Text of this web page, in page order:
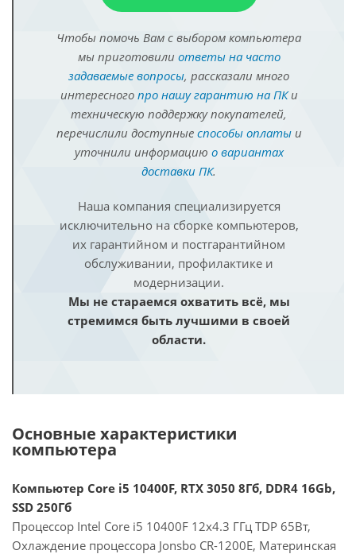
Чтобы помочь Вам с выбором компьютера
мы приготовили ответы на часто
задаваемые вопросы, рассказали много
интересного про нашу гарантию на ПКи
техническую поддержку покупателей,
перечислили доступные способы оплатыи
уточнили информацию о вариантах
доставки ПК.
Наша компания специализируется
исключительно на сборке компьютеров,
их гарантийном и постгарантийном
обслуживании, профилактике и
модернизации.
Мы не стараемся охватить всё, мы
стремимся быть лучшими в своей
области.
Основные характеристики
компьютера
Компьютер Core i5 10400F, RTX 3050 8Гб, DDR4 16Gb,
SSD 250Гб
Процессор Intel Core i5 10400F 12x4.3 ГГц TDP 65Вт,
Охлаждение процессора Jonsbo CR-1200E, Материнская